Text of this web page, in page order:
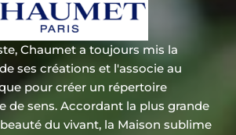
Chaumet a toujours mis la
ses créations et l'associe au
pour créer un répertoire
de sens. Accordant la plus grande
du vivant, la Maison sublime